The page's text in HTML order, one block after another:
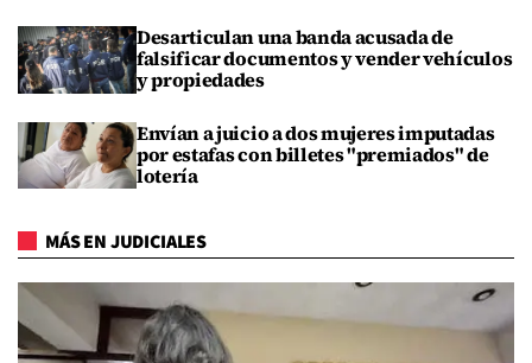
Desarticulan una banda acusada de
falsificar documentos y vender vehículos
y propiedades
Envían a juicio a dos mujeres imputadas
por estafas con billetes "premiados" de
lotería
MÁS EN JUDICIALES